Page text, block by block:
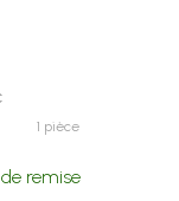
1 pièce
de remise